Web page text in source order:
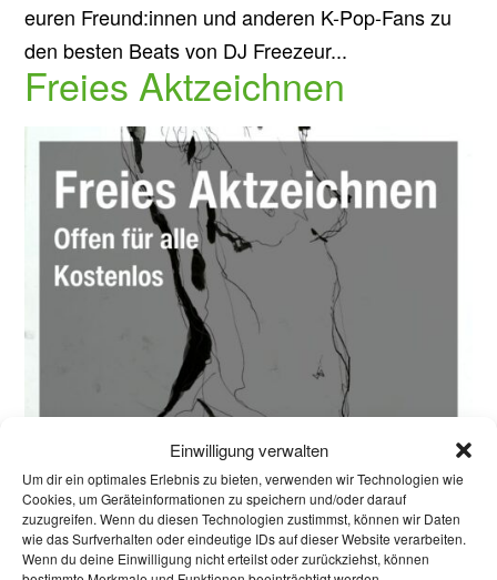
Einwilligung verwalten
Um dir ein optimales Erlebnis zu bieten, verwenden wir Technologien wie
Cookies, um Geräteinformationen zu speichern und/oder darauf
zuzugreifen. Wenn du diesen Technologien zustimmst, können wir Daten
wie das Surfverhalten oder eindeutige IDs auf dieser Website verarbeiten.
Wenn du deine Einwilligung nicht erteilst oder zurückziehst, können
euren Freund:innen und anderen K-Pop-Fans zu
den besten Beats von DJ Freezeur...
Freies Aktzeichnen